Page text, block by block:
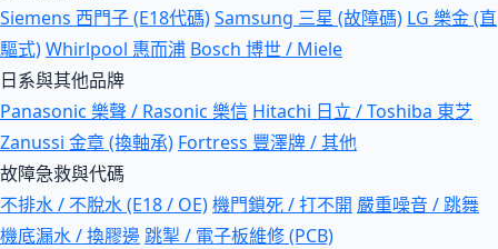
Siemens 西門子 (E18代碼)Samsung 三星 (故障碼) LG 樂金 (直
驅式)Whirlpool 惠而浦 Bosch 博世 / Miele
日系與其他品牌
Panasonic 樂聲 / Rasonic 樂信 Hitachi 日立 / Toshiba 東芝
Zanussi 金章 (換軸承) Fortress 豐澤牌 / 其他
故障急救與代碼
不排水 / 不脫水 (E18 / OE)機門鎖死 / 打不開 嚴重噪音 / 跳舞
機底漏水 / 換膠邊跳掣 / 電子板維修 (PCB)